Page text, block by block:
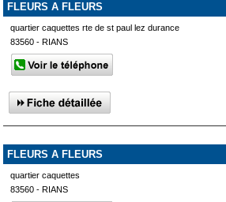
FLEURS A FLEURS
quartier caquettes rte de st paul lez durance
83560 - RIANS
FLEURS A FLEURS
quartier caquettes
83560 - RIANS